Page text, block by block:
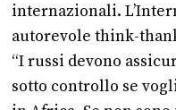
internazionali.
autorevole think-
“I russi devono
sotto controllo se